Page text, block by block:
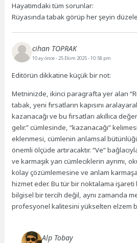
Hayatımdaki tüm sorunlar:
Rüyasında tabak görüp her şeyin
cihan TOPRAK
10 ay önce- 25 Ekim 2025 - 10:58 pm
Editörün dikkatine küçük bir not:
Metninizde, ikinci paragrafta yer alan
tabak, yeni fırsatların kapısını
kazanacağı ve bu fırsatları akıllıca
gelir.” cümlesinde, “kazanacağı”
eklenmesi, cümlenin anlamsal
önemli ölçüde artıracaktır. “Ve”
ve karmaşık yan cümleciklerin ayrımı,
kolay çözümlemesine ve anlam
hizmet eder. Bu tür bir noktalama işareti
bilgisel bir tercih değil, aynı zamanda
profesyonel kalitesini yükselten elzem
Alp Tobay